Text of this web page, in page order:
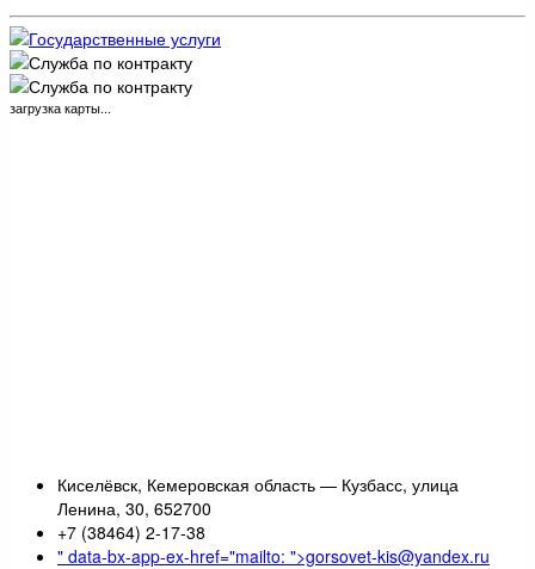
загрузка карты...
Киселёвск, Кемеровская область — Кузбасс, улица
Ленина, 30, 652700
+7 (38464) 2-17-38
" data-bx-app-ex-href="mailto: ">gorsovet-kis@yandex.ru